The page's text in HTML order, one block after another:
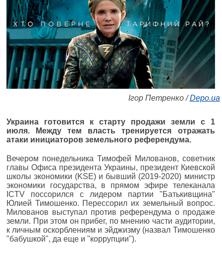
Ігор Петренко /Depo.ua
Украина готовится к старту продажи земли с 1
июля. Между тем власть тренируется отражать
атаки инициаторов земельного референдума.
Вечером понедельника Тимофей Милованов, советник
главы Офиса президента Украины, президент Киевской
школы экономики (KSE) и бывший (2019-2020) министр
экономики государства, в прямом эфире телеканала
ICTV поссорился с лидером партии "Батькивщина"
Юлией Тимошенко. Перессорил их земельный вопрос.
Милованов выступал против референдума о продаже
земли. При этом он прибег, по мнению части аудитории,
к личным оскорблениям и эйджизму (назвал Тимошенко
"бабушкой", да еще и "коррупции").